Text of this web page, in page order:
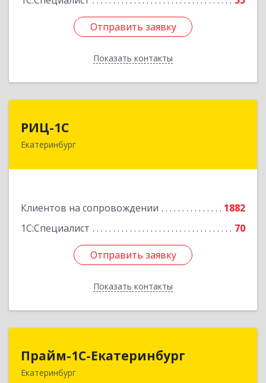
Отправить заявку
Показать контакты
Отправить заявку
Назад
РИЦ-1С
Екатеринбург
Клиентов на сопровождении
1882
1С:Специалист
70
Отправить заявку
Показать контакты
620102, Свердловская обл, Екатеринбург г,
Отправить заявку
Назад
Прайм-1С-Екатеринбург
Екатеринбург
Прайм-1С-Екатеринбург
620142, Свердловская обл, Екатеринбург г, 8